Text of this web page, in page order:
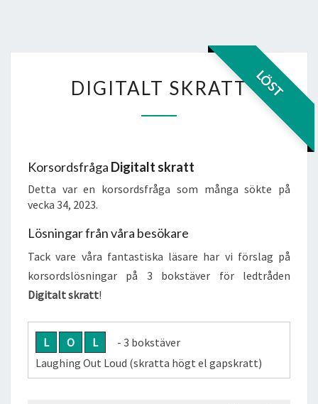
LÖST
SKRATT
DIGITALT SKRATT
Korsordsfråga Digitalt skratt
Detta var en korsordsfråga som många sökte på
vecka 34, 2023.
Lösningar från våra besökare
Tack vare våra fantastiska läsare har vi förslag på
korsordslösningar på 3 bokstäver för ledtråden
Digitalt skratt!
L O L
- 3 bokstäver
Laughing Out Loud (skratta högt el gapskratt)